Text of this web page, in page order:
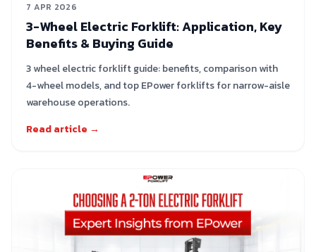
7 APR 2026
3-Wheel Electric Forklift: Application, Key
Benefits & Buying Guide
3 wheel electric forklift guide: benefits, comparison with
4-wheel models, and top EPower forklifts for narrow-aisle
warehouse operations.
Read article →